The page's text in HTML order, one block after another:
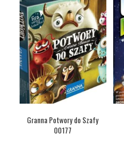
Granna Potwory do Szafy
00177